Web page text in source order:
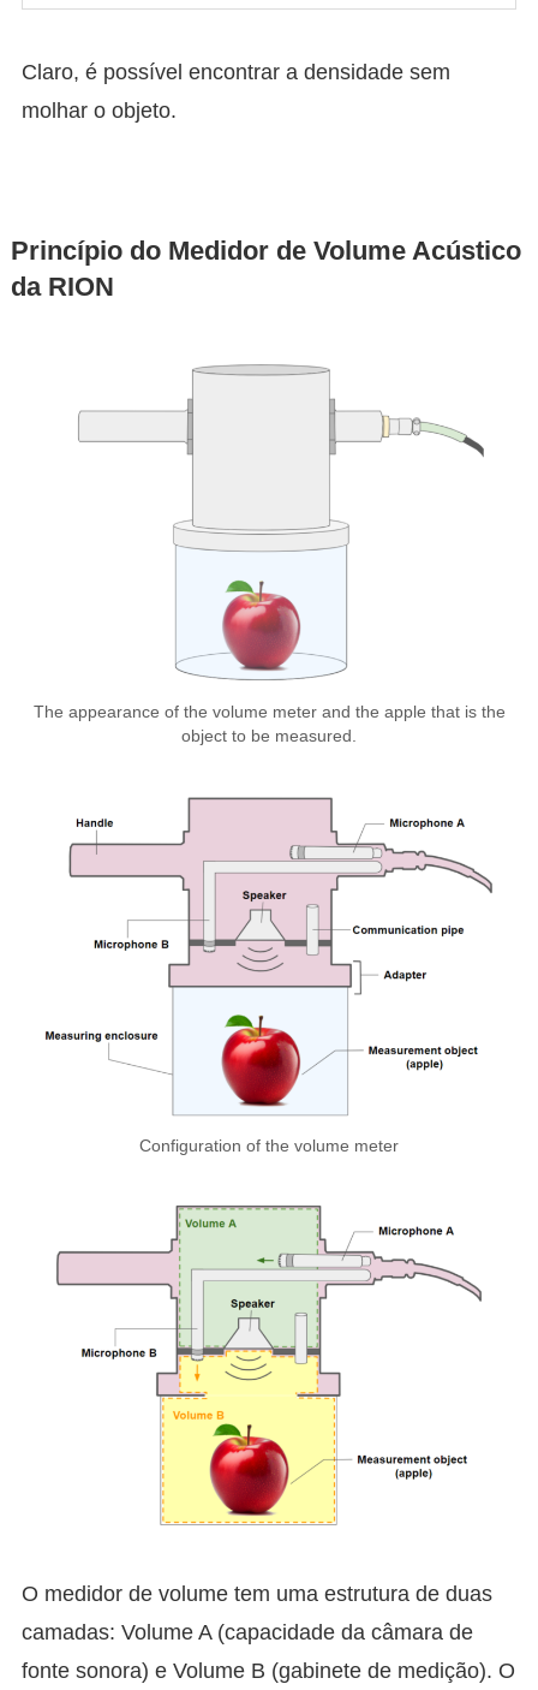
Claro, é possível encontrar a densidade sem
molhar o objeto.
Princípio do Medidor de Volume Acústico
da RION
The appearance of the volume meter and the apple that is the
object to be measured.
Configuration of the volume meter
O medidor de volume tem uma estrutura de duas
camadas: Volume A (capacidade da câmara de
fonte sonora) e Volume B (gabinete de medição). O